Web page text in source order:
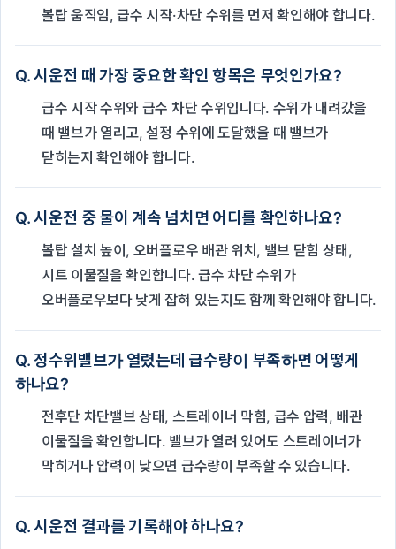
볼탑 움직임, 급수 시작·차단 수위를 먼저 확인해야 합니다.
Q. 시운전 때 가장 중요한 확인 항목은 무엇인가요?
급수 시작 수위와 급수 차단 수위입니다. 수위가 내려갔을
때 밸브가 열리고, 설정 수위에 도달했을 때 밸브가
닫히는지 확인해야 합니다.
Q. 시운전 중 물이 계속 넘치면 어디를 확인하나요?
볼탑 설치 높이, 오버플로우 배관 위치, 밸브 닫힘 상태,
시트 이물질을 확인합니다. 급수 차단 수위가
오버플로우보다 낮게 잡혀 있는지도 함께 확인해야 합니다.
Q. 정수위밸브가 열렸는데 급수량이 부족하면 어떻게
하나요?
전후단 차단밸브 상태, 스트레이너 막힘, 급수 압력, 배관
이물질을 확인합니다. 밸브가 열려 있어도 스트레이너가
막히거나 압력이 낮으면 급수량이 부족할 수 있습니다.
Q. 시운전 결과를 기록해야 하나요?